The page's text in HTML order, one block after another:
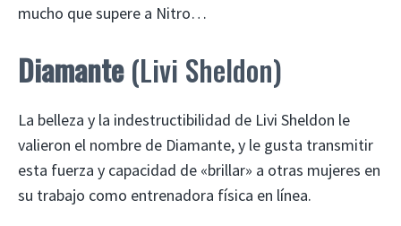
mucho que supere a Nitro…
Diamante(Livi Sheldon)
La belleza y la indestructibilidad de Livi Sheldon le
valieron el nombre de Diamante, y le gusta transmitir
esta fuerza y ​​capacidad de «brillar» a otras mujeres en
su trabajo como entrenadora física en línea.